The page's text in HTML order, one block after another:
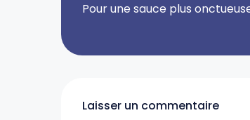
Pour une sauce plus
Laisser un commentaire